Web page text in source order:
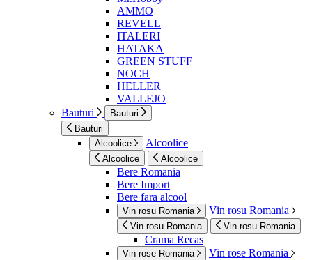
AMMO
REVELL
ITALERI
HATAKA
GREEN STUFF
NOCH
HELLER
VALLEJO
Bauturi
Bauturi
Bauturi
Alcoolice
Alcoolice
Alcoolice Alcoolice
Bere Romania
Bere Import
Bere fara alcool
Vin rosu Romania Vin rosu Romania
Vin rosu Romania Vin rosu Romania
Crama Recas
Vin rose Romania Vin rose Romania